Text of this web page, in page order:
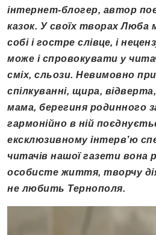
інтернет-блогер, автор
казок. У своїх творах
собі і гостре слівце, і
може і спровокувати у
сміх, сльози. Невимовно
спілкуванні, щира,
мама, берегиня родинного
гармонійно в ній
ексклюзивному інтерв’ю
читачів нашої газети вона
особисте життя, творчу
не любить Тернополя.